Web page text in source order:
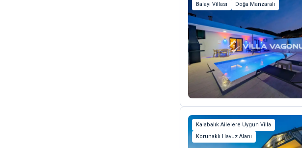
Balayı Villası Doğa Manzaralı
Kalabalık Ailelere Uygun Villa
Korunaklı Havuz Alanı